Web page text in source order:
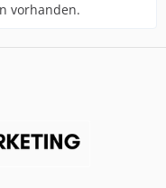
vorhanden.